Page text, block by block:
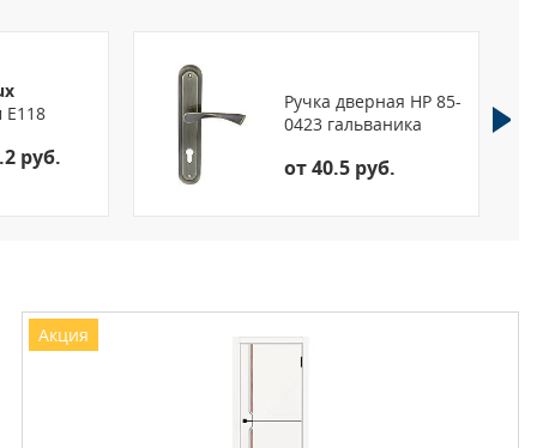
руб.
Ручка дверная HP 85-
0423 гальваника
от 40.5 руб.
Акция